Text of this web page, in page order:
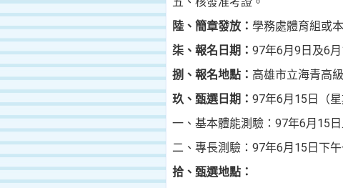
陸、簡章發放： 學務處體育組或
柒、報名日期： 97年6月 9 日 及6月
捌 、報名地點： 高雄市立海青高
玖 、甄選日期： 97年6月 15 日
（
一、基本體能測驗： 97年6月 15 日
二、專長測驗： 97年6月 15 日 下
拾、甄選地點：